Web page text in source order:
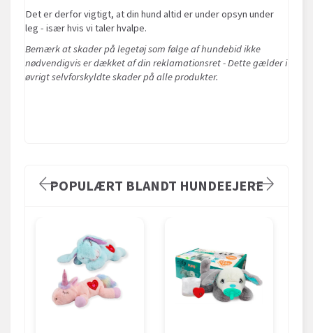
Det er derfor vigtigt, at din hund altid er under opsyn under
leg - især hvis vi taler hvalpe.
Bemærk at skader på legetøj som følge af hundebid ikke
nødvendigvis er dækket af din reklamationsret - Dette gælder i
øvrigt selvforskyldte skader på alle produkter.
POPULÆRT BLANDT HUNDEEJERE